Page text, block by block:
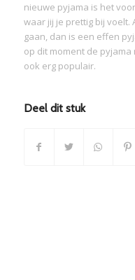
nieuwe pyjama is het
waar jij je prettig bij voelt.
gaan, dan is een effen
op dit moment de
ook erg populair.
Deel dit stuk